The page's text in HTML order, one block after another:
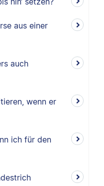
aus einer
auch
wenn er
ich für den